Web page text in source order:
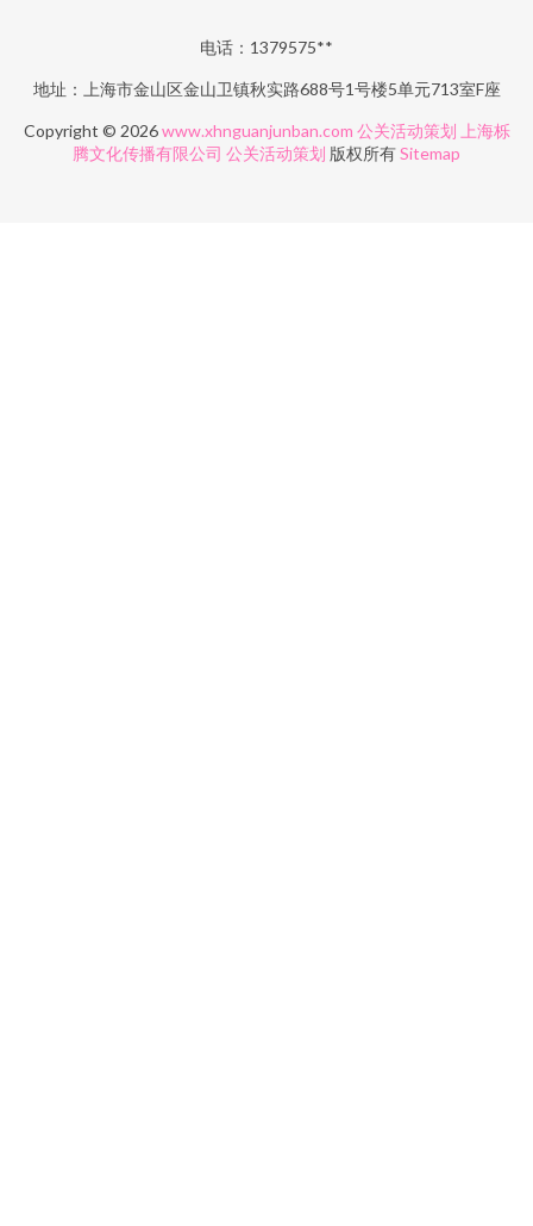
电话：1379575**
地址：上海市金山区金山卫镇秋实路688号1号楼5单元713室F座
Copyright © 2026www.xhnguanjunban.com 公关活动策划 上海栎
腾文化传播有限公司 公关活动策划 版权所有Sitemap